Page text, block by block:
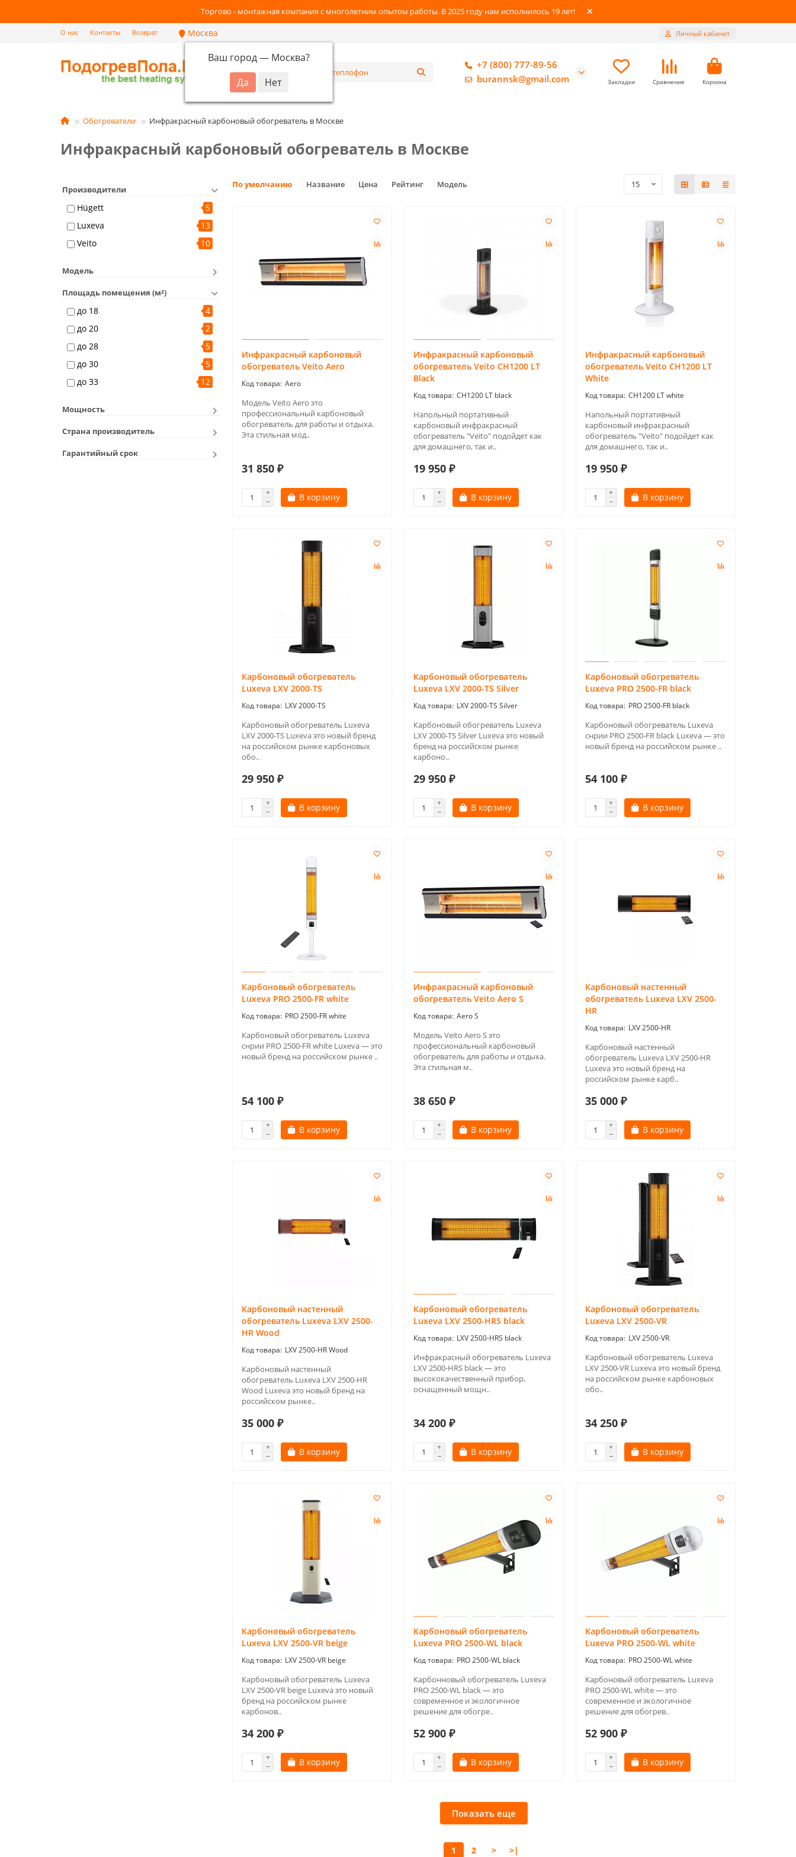
Торгово - монтажная компания с многолетним опытом работы. В 2025 году нам исполнилось 19 лет!
О нас Контакты Возврат Москва
Ваш город — Москва?
Личный кабинет
Каталог
+7 (800) 777-89-56
burannsk@gmail.com
Закладки Сравнение Корзина
Обогреватели Инфракрасный карбоновый обогреватель в Москве
Инфракрасный карбоновый обогреватель в Москве
Производители
Hügett
5
Luxeva
13
Veito
10
Модель
Площадь помещения (м²)
до 18
4
до 20
2
до 28
5
до 30
5
до 33
12
Мощность
Страна производитель
Гарантийный срок
По умолчанию Название Цена Рейтинг Модель
Инфракрасный карбоновый
обогреватель Veito Aero
Aero
Модель Veito Aero это
профессиональный карбоновый
обогреватель для работы и отдыха.
Эта стильная мод..
31 850 ₽
В корзину
Инфракрасный карбоновый
обогреватель Veito CH1200 LT
Black
CH1200 LT black
Напольный портативный
карбоновый инфракрасный
обогреватель "Veito" подойдет как
для домашнего, так и..
19 950 ₽
В корзину
Инфракрасный карбоновый
обогреватель Veito CH1200 LT
White
CH1200 LT white
Напольный портативный
карбоновый инфракрасный
обогреватель "Veito" подойдет как
для домашнего, так и..
19 950 ₽
В корзину
Карбоновый обогреватель
Luxeva LXV 2000-TS
LXV 2000-TS
Карбоновый обогреватель Luxeva
LXV 2000-TS Luxeva это новый бренд
на российском рынке карбоновых
обо..
29 950 ₽
В корзину
Карбоновый обогреватель
Luxeva LXV 2000-TS Silver
LXV 2000-TS Silver
Карбоновый обогреватель Luxeva
LXV 2000-TS Silver Luxeva это новый
бренд на российском рынке
карбоно..
29 950 ₽
В корзину
Карбоновый обогреватель
Luxeva PRO 2500-FR black
PRO 2500-FR black
Карбоновый обогреватель Luxeva
снрии PRO 2500-FR black Luxeva — это
новый бренд на российском рынке ..
54 100 ₽
В корзину
Карбоновый обогреватель
Luxeva PRO 2500-FR white
PRO 2500-FR white
Карбоновый обогреватель Luxeva
снрии PRO 2500-FR white Luxeva — это
новый бренд на российском рынке ..
54 100 ₽
В корзину
Инфракрасный карбоновый
обогреватель Veito Aero S
Aero S
Модель Veito Aero S это
профессиональный карбоновый
обогреватель для работы и отдыха.
Эта стильная м..
38 650 ₽
В корзину
Карбоновый настенный
обогреватель Luxeva LXV 2500-
HR
LXV 2500-HR
Карбоновый настенный
обогреватель Luxeva LXV 2500-HR
Luxeva это новый бренд на
российском рынке карб..
35 000 ₽
В корзину
Карбоновый настенный
обогреватель Luxeva LXV 2500-
HR Wood
LXV 2500-HR Wood
Карбоновый настенный
обогреватель Luxeva LXV 2500-HR
Wood Luxeva это новый бренд на
российском рынке..
35 000 ₽
В корзину
Карбоновый обогреватель
Luxeva LXV 2500-HRS black
LXV 2500-HRS black
Инфракрасный обогреватель Luxeva
LXV 2500-HRS black — это
высококачественный прибор,
оснащенный мощн..
34 200 ₽
В корзину
Карбоновый обогреватель
Luxeva LXV 2500-VR
LXV 2500-VR
Карбоновый обогреватель Luxeva
LXV 2500-VR Luxeva это новый бренд
на российском рынке карбоновых
обо..
34 250 ₽
В корзину
Карбоновый обогреватель
Luxeva LXV 2500-VR beige
LXV 2500-VR beige
Карбоновый обогреватель Luxeva
LXV 2500-VR beige Luxeva это новый
бренд на российском рынке
карбонов..
34 200 ₽
В корзину
Карбоновый обогреватель
Luxeva PRO 2500-WL black
PRO 2500-WL black
Карбонновый обогреватель Luxeva
PRO 2500-WL black — это
современное и экологичное
решение для обогре..
52 900 ₽
В корзину
Карбоновый обогреватель
Luxeva PRO 2500-WL white
PRO 2500-WL white
Карбоновый обогреватель Luxeva
PRO 2500-WL white — это
современное и экологичное
решение для обогрев..
52 900 ₽
В корзину
Показать еще
1 2 > >|